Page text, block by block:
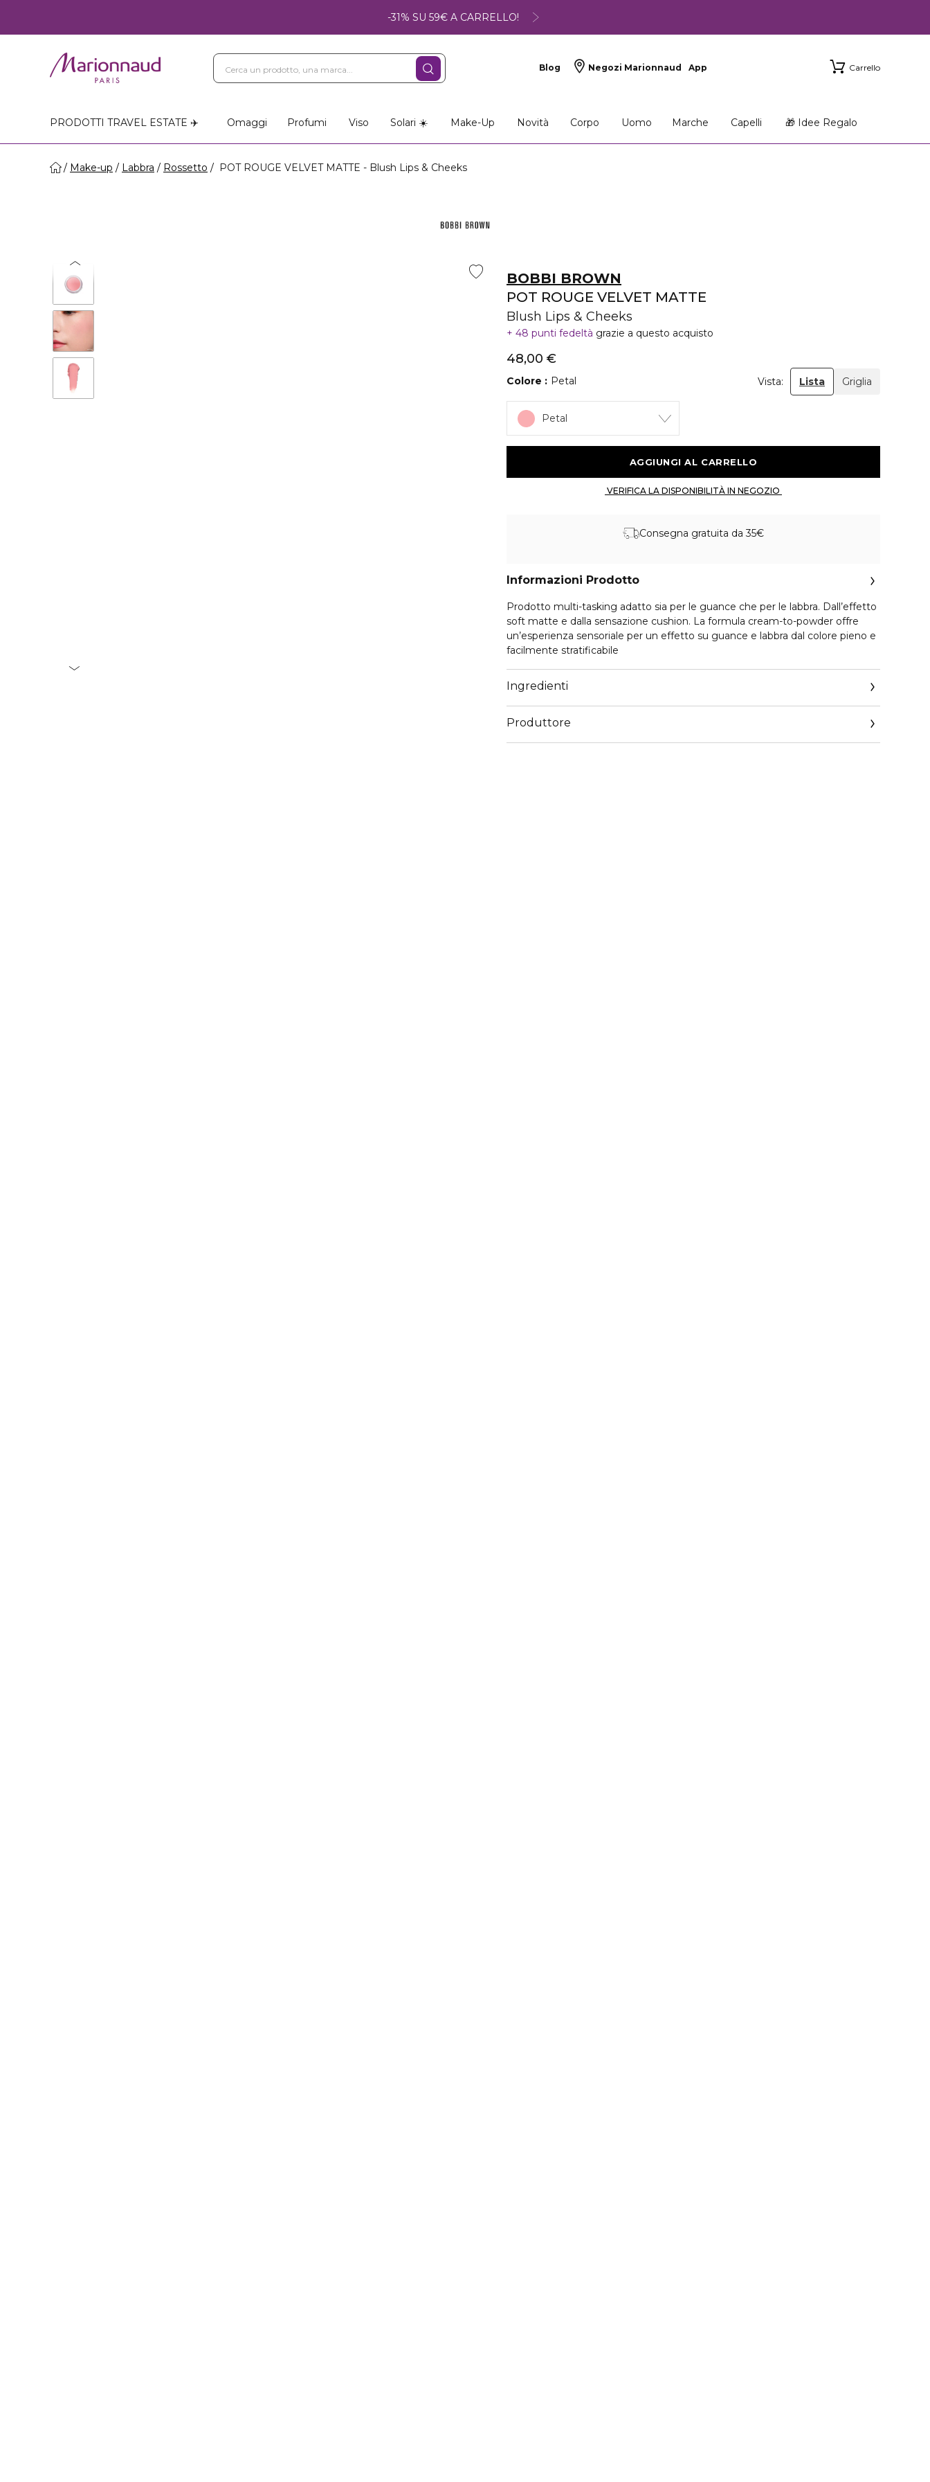
-31% SU 59€ A CARRELLO!
Blog Negozi Marionnaud App Carrello
PRODOTTI TRAVEL ESTATE ✈️ Omaggi Profumi Viso Solari ☀️ Make-Up Novità Corpo Uomo Marche Capelli 🎁 Idee Regalo
Make-up Labbra Rossetto POT ROUGE VELVET MATTE - Blush Lips & Cheeks
BOBBI BROWN
POT ROUGE VELVET MATTE
Blush Lips & Cheeks
48 punti fedeltà grazie a questo acquisto
48,00 €
Colore Petal Vista: Lista Griglia
Petal
Consegna gratuita da 35€
Informazioni Prodotto
Prodotto multi-tasking adatto sia per le guance che per le labbra. Dall’effetto
soft matte e dalla sensazione cushion. La formula cream-to-powder offre
un’esperienza sensoriale per un effetto su guance e labbra dal colore pieno e
facilmente stratificabile
Ingredienti
Produttore